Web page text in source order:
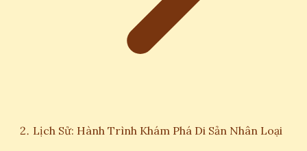
Lịch Sử: Hành Trình Khám Phá Di Sản Nhân Loại